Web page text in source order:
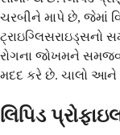
ચરબીને માપે છે, જેમાં
ટ્રાઇગ્લિસરાઇડ્સનો
રોગના જોખમને
મદદ કરે છે. ચાલો
લિપિડ